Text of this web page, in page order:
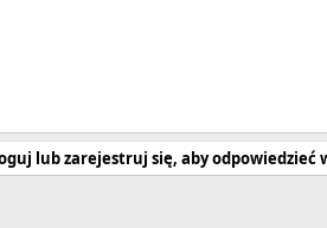
lub zarejestruj się, aby odpowiedzieć